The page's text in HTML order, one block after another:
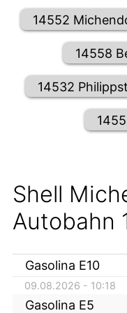
14552
14558
14532
Shell
Autobahn
Gasolina E10
09.08.2026 - 10:18
Gasolina E5